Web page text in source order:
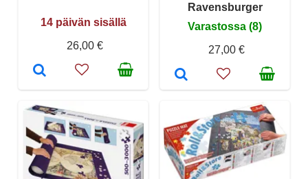
14 päivän sisällä
26,00 €
Ravensburger
Varastossa (8)
27,00 €